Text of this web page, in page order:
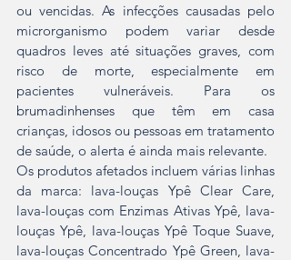
ou vencidas. As infecções causadas pelo
microrganismo podem variar desde
quadros leves até situações graves, com
risco de morte, especialmente em
pacientes vulneráveis. Para os
brumadinhenses que têm em casa
crianças, idosos ou pessoas em tratamento
de saúde, o alerta é ainda mais relevante.
Os produtos afetados incluem várias linhas
da marca: lava-louças Ypê Clear Care,
lava-louças com Enzimas Ativas Ypê, lava-
louças Ypê, lava-louças Ypê Toque Suave,
lava-louças Concentrado Ypê Green, lava-